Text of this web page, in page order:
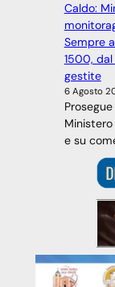
Caldo:
Sempre
1500,
gestite
6 Agosto
e su